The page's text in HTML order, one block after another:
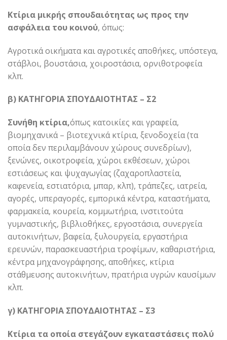
Κτίρια μικρής σπουδαιότητας ως προς την
ασφάλεια του κοινού, όπως:
Αγροτικά οικήματα και αγροτικές αποθήκες, υπόστεγα,
στάβλοι, βουστάσια, χοιροστάσια, ορνιθοτροφεία
κλπ.
β) ΚΑΤΗΓΟΡΙΑ ΣΠΟΥΔΑΙΟΤΗΤΑΣ – Σ2
Συνήθη κτίρια,όπως κατοικίες και γραφεία,
βιομηχανικά – βιοτεχνικά κτίρια, ξενοδοχεία (τα
οποία δεν περιλαμβάνουν χώρους συνεδρίων),
ξενώνες, οικοτροφεία, χώροι εκθέσεων, χώροι
εστιάσεως και ψυχαγωγίας (ζαχαροπλαστεία,
καφενεία, εστιατόρια, μπαρ, κλπ), τράπεζες, ιατρεία,
αγορές, υπεραγορές, εμπορικά κέντρα, καταστήματα,
φαρμακεία, κουρεία, κομμωτήρια, ινστιτούτα
γυμναστικής, βιβλιοθήκες, εργοστάσια, συνεργεία
αυτοκινήτων, βαφεία, ξυλουργεία, εργαστήρια
ερευνών, παρασκευαστήρια τροφίμων, καθαριστήρια,
κέντρα μηχανογράφησης, αποθήκες, κτίρια
στάθμευσης αυτοκινήτων, πρατήρια υγρών καυσίμων
κλπ.
γ) ΚΑΤΗΓΟΡΙΑ ΣΠΟΥΔΑΙΟΤΗΤΑΣ – Σ3
Κτίρια τα οποία στεγάζουν εγκαταστάσεις πολύ